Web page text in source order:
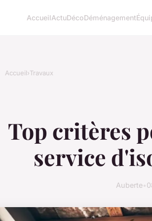
AccueilActuDécoDéménagement
Accueil›Travaux
Top critères
service
Auberte•